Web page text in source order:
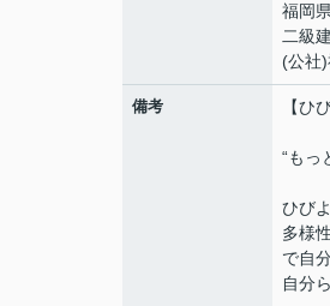
福岡
二級
(公社
備考 【ひ
“もっ
ひび
多様
で自
自分